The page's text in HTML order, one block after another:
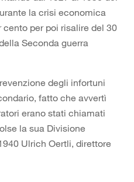
la crisi economica
per poi risalire del 30
Seconda guerra
degli infortuni
fatto che avvertì
erano stati chiamati
la sua Divisione
Ulrich Oertli, direttore